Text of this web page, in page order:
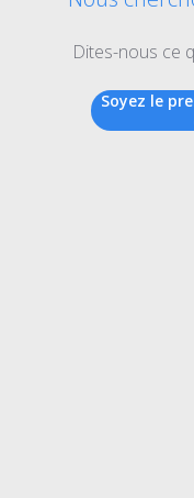
Dites-nous ce
Soyez le